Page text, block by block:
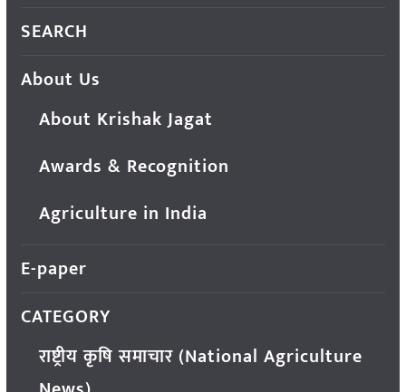
SEARCH
About Us
About Krishak Jagat
Awards & Recognition
Agriculture in India
E-paper
CATEGORY
राष्ट्रीय कृषि समाचार (National Agriculture